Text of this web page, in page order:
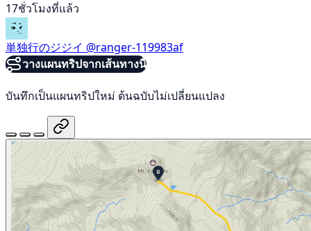
17ชั่วโมงที่แล้ว
単独行のジジイ @ranger-119983af
วางแผนทริปจากเส้นทางนี้
บันทึกเป็นแผนทริปใหม่ ต้นฉบับไม่เปลี่ยนแปลง